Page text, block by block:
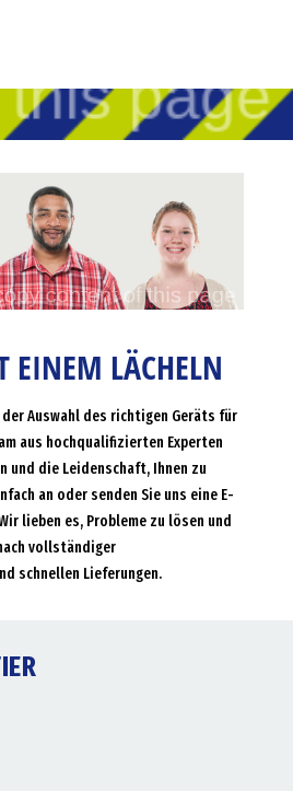
EINEM LÄCHELN
Auswahl des richtigen Geräts für
aus hochqualifizierten Experten
und die Leidenschaft, Ihnen zu
an oder senden Sie uns eine E-
lieben es, Probleme zu lösen und
vollständiger
schnellen Lieferungen.